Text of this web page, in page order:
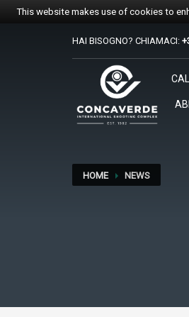
PER REGISTRARSI
Accedi o crea un
Per qualsiasi problema o
HAI BISOGNO? CHIAMACI:
HOME NEWS
This website makes use of cookies to